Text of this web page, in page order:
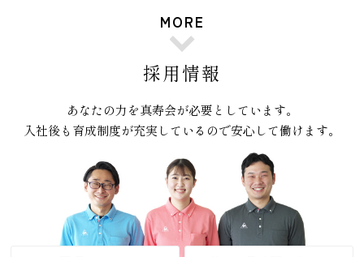
MORE
採用情報
あなたの力を真寿会が必要としています。
入社後も育成制度が充実しているので安心して働けます。